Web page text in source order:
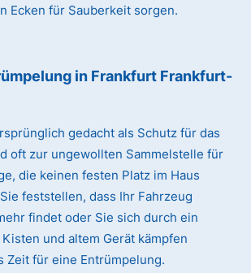
Ecken für Sauberkeit sorgen.
in Frankfurt Frankfurt-
gedacht als Schutz für das
oft zur ungewollten Sammelstelle für
die keinen festen Platz im Haus
feststellen, dass Ihr Fahrzeug
findet oder Sie sich durch ein
und altem Gerät kämpfen
Zeit für eine Entrümpelung.